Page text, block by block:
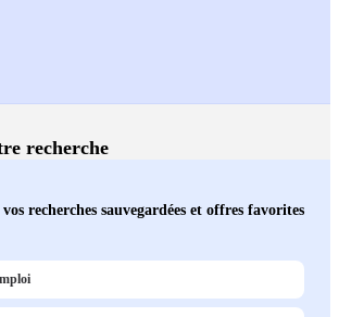
recherche
vos recherches sauvegardées et offres favorites